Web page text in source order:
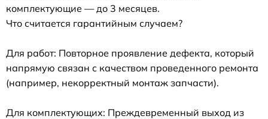
комплектующие — до 3 месяцев.
Что считается гарантийным случаем?
Для работ: Повторное проявление дефекта, который
напрямую связан с качеством проведенного ремонта
(например, некорректный монтаж запчасти).
Для комплектующих: Преждевременный выход из